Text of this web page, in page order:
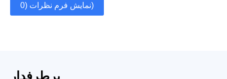
نمایش فرم نظرات (0)
پرطرفدار